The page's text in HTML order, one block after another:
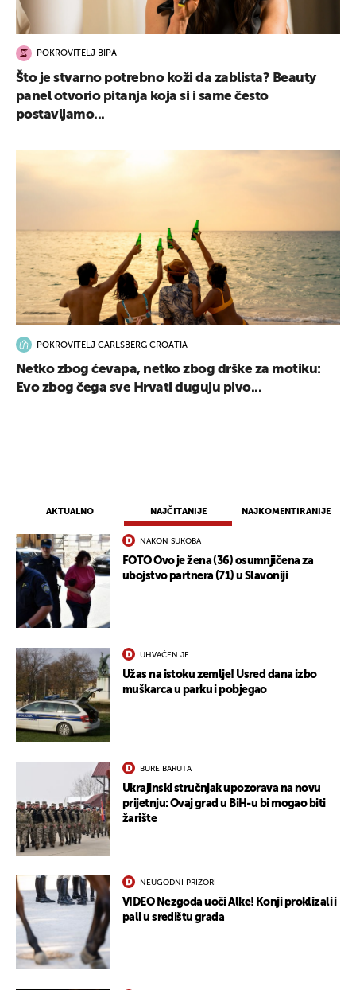
AKTUALNO NAJČITANIJE NAJKOMENTIRANIJE
NAKON SUKOBA
FOTO Ovo je žena (36) osumnjičena za
ubojstvo partnera (71) u Slavoniji
UHVAĆEN JE
Užas na istoku zemlje! Usred dana izbo
muškarca u parku i pobjegao
BURE BARUTA
Ukrajinski stručnjak upozorava na novu
prijetnju: Ovaj grad u BiH-u bi mogao biti
žarište
NEUGODNI PRIZORI
VIDEO Nezgoda uoči Alke! Konji proklizali i
pali u središtu grada
POKROVITELJ BIPA
Što je stvarno potrebno koži da zablista? Beauty
panel otvorio pitanja koja si i same često
postavljamo...
POKROVITELJ CARLSBERG CROATIA
Netko zbog ćevapa, netko zbog drške za motiku:
Evo zbog čega sve Hrvati duguju pivo...